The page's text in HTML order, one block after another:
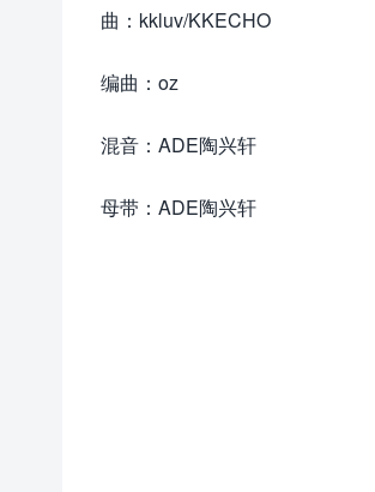
曲：kkluv/KKECHO
编曲：oz
混音：ADE陶兴轩
母带：ADE陶兴轩